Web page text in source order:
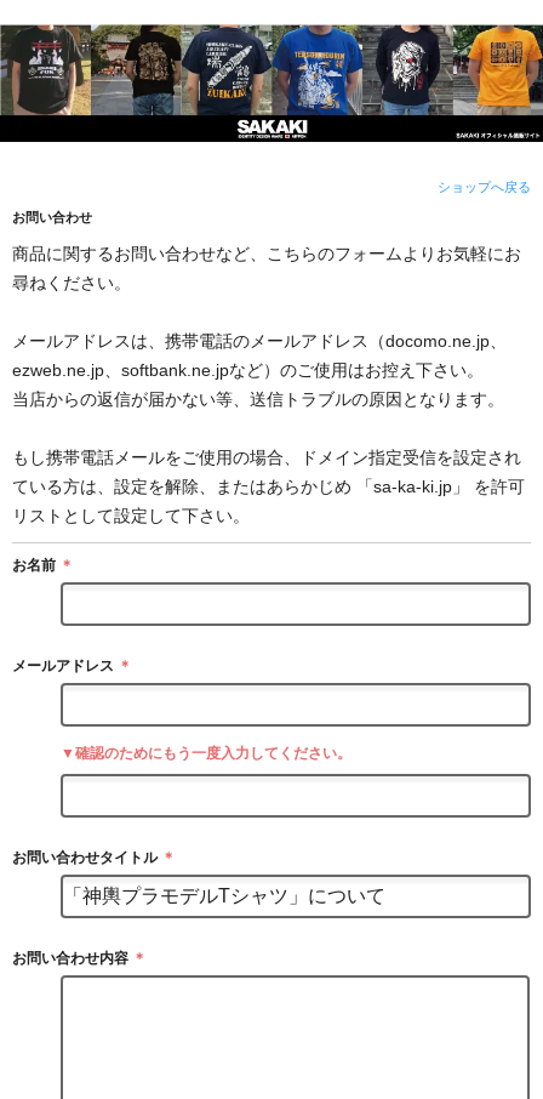
ショップへ戻る
お問い合わせ
商品に関するお問い合わせなど、こちらのフォームよりお気軽にお
尋ねください。
メールアドレスは、携帯電話のメールアドレス（docomo.ne.jp、
ezweb.ne.jp、softbank.ne.jpなど）のご使用はお控え下さい。
当店からの返信が届かない等、送信トラブルの原因となります。
もし携帯電話メールをご使用の場合、ドメイン指定受信を設定され
ている方は、設定を解除、またはあらかじめ 「sa-ka-ki.jp」 を許可
リストとして設定して下さい。
お名前 ＊
メールアドレス ＊
▼確認のためにもう一度入力してください。
お問い合わせタイトル ＊
お問い合わせ内容 ＊